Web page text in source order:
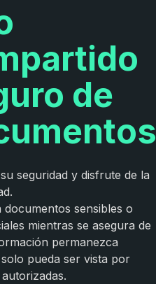
de
seguridad y disfrute de la
documentos sensibles o
mientras se asegura de
permanezca
pueda ser vista por